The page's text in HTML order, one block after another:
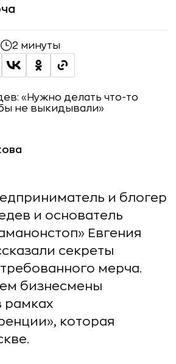
2 минуты
и блогер
и основатель
Евгения
секреты
мерча.
бизнесмены
рамках
которая